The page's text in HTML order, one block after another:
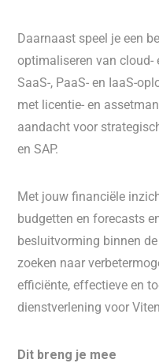
Daarnaast speel je een
optimaliseren van cloud-
SaaS-, PaaS- en IaaS-
met licentie- en
aandacht voor
en SAP.
Met jouw financiële
budgetten en forecasts
besluitvorming binnen
zoeken naar
efficiënte, effectieve en
dienstverlening voor
Dit breng je mee